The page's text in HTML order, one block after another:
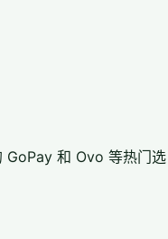
GoPay 和 Ovo 等热门选